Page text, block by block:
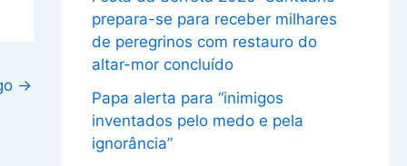
→
prepara-se para receber milhares
de peregrinos com restauro do
altar-mor concluído
Papa alerta para “inimigos
inventados pelo medo e pela
ignorância”